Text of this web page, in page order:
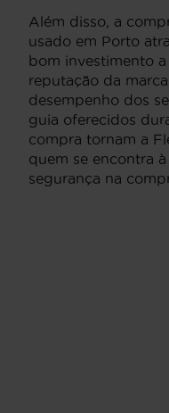
Além disso, a
usado em Porto
bom investimento
reputação da
desempenho dos
guia oferecidos
compra tornam a
quem se encontra
segurança na